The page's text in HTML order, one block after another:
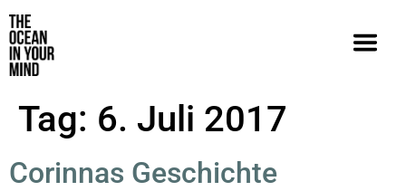
Tag: 6. Juli 2017
Corinnas Geschichte